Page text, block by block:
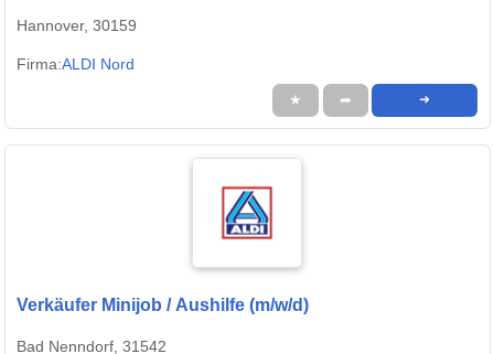
Hannover, 30159
Firma:ALDI Nord
★ ➦ ➜
Verkäufer Minijob / Aushilfe (m/w/d)
Bad Nenndorf, 31542